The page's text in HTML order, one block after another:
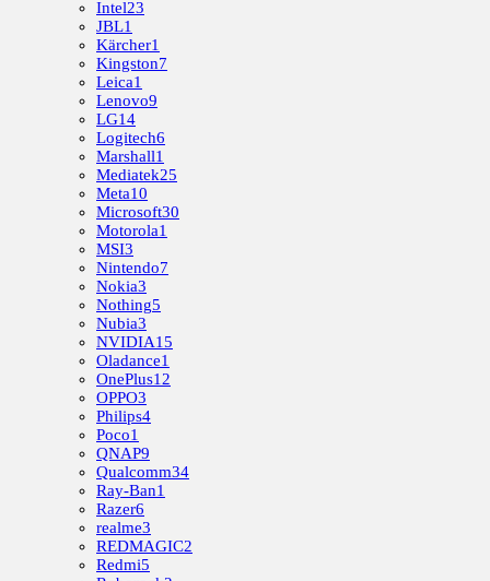
Intel23
JBL1
Kärcher1
Kingston7
Leica1
Lenovo9
LG14
Logitech6
Marshall1
Mediatek25
Meta10
Microsoft30
Motorola1
MSI3
Nintendo7
Nokia3
Nothing5
Nubia3
NVIDIA15
Oladance1
OnePlus12
OPPO3
Philips4
Poco1
QNAP9
Qualcomm34
Ray-Ban1
Razer6
realme3
REDMAGIC2
Redmi5